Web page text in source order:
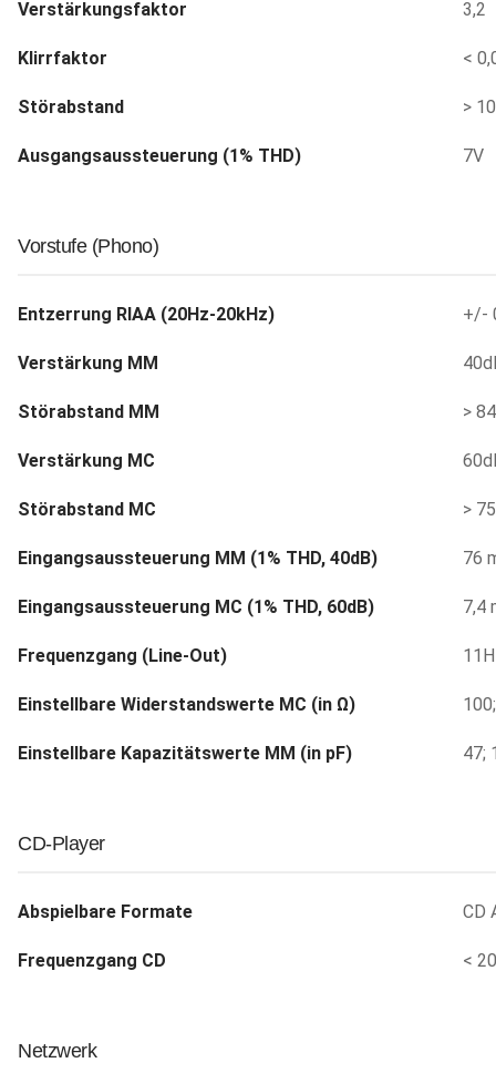
Verstärkungsfaktor 3,2
Klirrfaktor <
Störabstand >
Ausgangsaussteuerung (1% THD) 7V
Vorstufe (Phono)
Entzerrung RIAA (20Hz-20kHz) +/-
Verstärkung MM
Störabstand MM >
Verstärkung MC
Störabstand MC >
Eingangsaussteuerung MM (1% THD, 40dB) 76
Eingangsaussteuerung MC (1% THD, 60dB) 7,4
Frequenzgang (Line-Out)
Einstellbare Widerstandswerte MC (in Ω)
Einstellbare Kapazitätswerte MM (in pF) 47;
CD-Player
Abspielbare Formate CD
Frequenzgang CD <
Netzwerk